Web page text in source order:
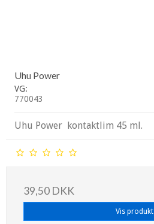
Uhu Power
VG:
770043
Uhu Power kontaktlim 45 ml.
39,50 DKK
Vis produkt